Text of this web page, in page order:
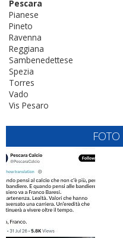
Pescara
Pianese
Pineto
Ravenna
Reggiana
Sambenedettese
Spezia
Torres
Vado
Vis Pesaro